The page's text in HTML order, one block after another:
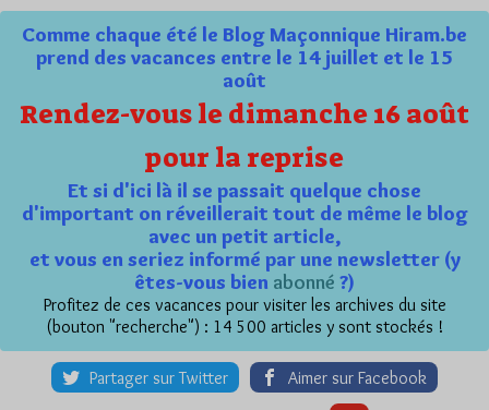
Comme chaque été le Blog Maçonnique Hiram.be
prend des vacances entre le 14 juillet et le 15
août
Rendez-vous le dimanche 16 août
pour la reprise
Et si d'ici là il se passait quelque chose
d'important on réveillerait tout de même le blog
avec un petit article,
et vous en seriez informé par une newsletter (y
êtes-vous bien abonné ?)
Profitez de ces vacances pour visiter les archives du site
(bouton "recherche") : 14 500 articles y sont stockés !
Partager sur Twitter Aimer sur Facebook